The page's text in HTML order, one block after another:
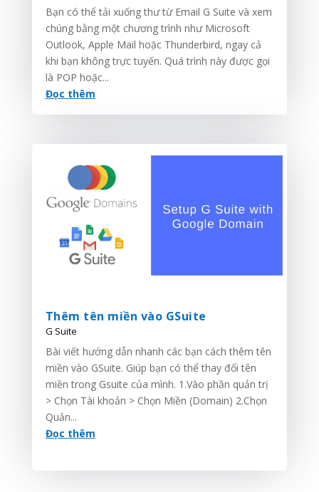
Bạn có thể tải xuống thư từ Email G Suite và xem
chúng bằng một chương trình như Microsoft
Outlook, Apple Mail hoặc Thunderbird, ngay cả
khi bạn không trực tuyến. Quá trình này được gọi
là POP hoặc...
Đọc thêm
Thêm tên miền vào GSuite
G Suite
Bài viết hướng dẫn nhanh các bạn cách thêm tên
miền vào GSuite. Giúp bạn có thể thay đổi tên
miền trong Gsuite của mình. 1.Vào phần quản trị
> Chọn Tài khoản > Chọn Miền (Domain) 2.Chọn
Quản...
Đọc thêm